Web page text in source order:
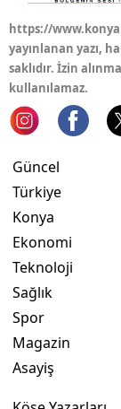
https://
yayınlanan yazı,
saklıdır. İzin
kullanılamaz.
Güncel
Türkiye
Konya
Ekonomi
Teknoloji
Sağlık
Spor
Magazin
Asayiş